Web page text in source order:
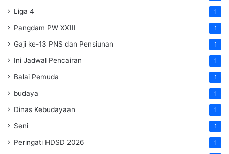
Liga 4 1
Pangdam PW XXIII 1
Gaji ke-13 PNS dan Pensiunan 1
Ini Jadwal Pencairan 1
Balai Pemuda 1
budaya 1
Dinas Kebudayaan 1
Seni 1
Peringati HDSD 2026 1